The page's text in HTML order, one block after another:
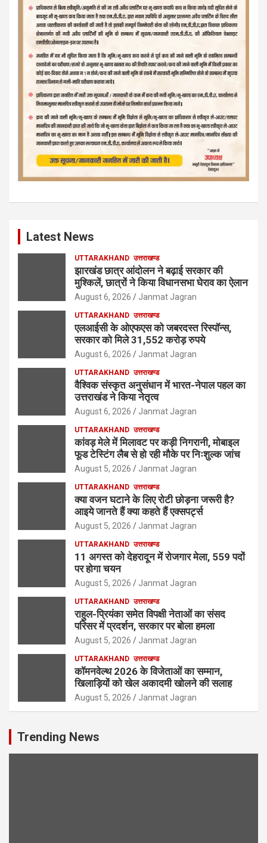
Latest News
UTTARAKHAND उत्तराखण्ड
झारखंड छात्र आंदोलन ने बढ़ाई सरकार की
मुश्किलें, छात्रों ने किया विधानसभा घेराव का ऐलान
August 6, 2026 Janmat Jagran
UTTARAKHAND उत्तराखण्ड
एलआईसी के ओएफएस को जबरदस्त रिस्पॉन्स,
सरकार को मिले 31,552 करोड़ रुपये
August 6, 2026 Janmat Jagran
UTTARAKHAND उत्तराखण्ड
वैश्विक संस्कृत अनुसंधान में भारत-नेपाल पहल का
उत्तराखंड ने किया नेतृत्व
August 6, 2026 Janmat Jagran
UTTARAKHAND उत्तराखण्ड
कांवड़ मेले में मिलावट पर कड़ी निगरानी, मोबाइल
फूड टेस्टिंग लैब से हो रही मौके पर निःशुल्क जांच
August 5, 2026 Janmat Jagran
UTTARAKHAND उत्तराखण्ड
क्या वजन घटाने के लिए रोटी छोड़ना जरूरी है?
आइये जानते हैं क्या कहते हैं एक्सपर्ट्स
August 5, 2026 Janmat Jagran
UTTARAKHAND उत्तराखण्ड
11 अगस्त को देहरादून में रोजगार मेला, 559 पदों
पर होगा चयन
August 5, 2026 Janmat Jagran
UTTARAKHAND उत्तराखण्ड
राहुल-प्रियंका समेत विपक्षी नेताओं का संसद
परिसर में प्रदर्शन, सरकार पर बोला हमला
August 5, 2026 Janmat Jagran
UTTARAKHAND उत्तराखण्ड
कॉमनवेल्थ 2026 के विजेताओं का सम्मान,
खिलाड़ियों को खेल अकादमी खोलने की सलाह
August 5, 2026 Janmat Jagran
Trending News